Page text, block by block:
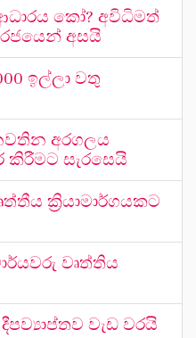
කෝ? අවිධිමත්
අසයි
ඉල්ලා වතු
අරගලය
කිරීමට සැරසෙයි
ක්‍රියාමාර්ගයකට
වෘත්තිය
වැඩ වරයි